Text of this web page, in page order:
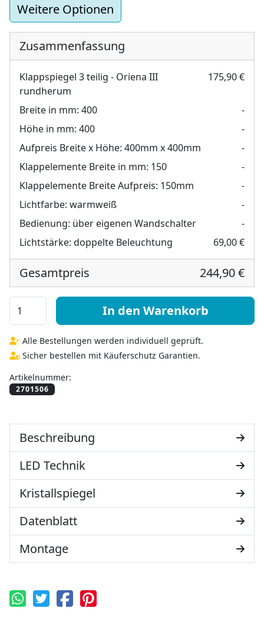
Weitere Optionen
Zusammenfassung
Klappspiegel 3 teilig - Oriena III
rundherum
175,90 €
Breite in mm: 400
-
Höhe in mm: 400
-
Aufpreis Breite x Höhe: 400mm x 400mm
-
Klappelemente Breite in mm: 150
-
Klappelemente Breite Aufpreis: 150mm
-
Lichtfarbe: warmweiß
-
Bedienung: über eigenen Wandschalter
-
Lichtstärke: doppelte Beleuchtung 69,00 €
Gesamtpreis 244,90 €
Klappspiegel 3 teilig - Oriena III rundherum Menge
In den Warenkorb
Alle Bestellungen werden individuell geprüft.
Sicher bestellen mit Käuferschutz Garantien.
Artikelnummer:
Beschreibung
LED Technik
Kristallspiegel
Datenblatt
Montage